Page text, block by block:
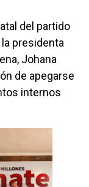
del partido
presidenta
Johana
de apegarse
internos